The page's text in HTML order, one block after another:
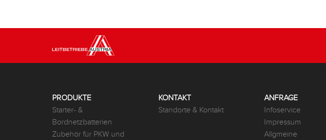
PRODUKTE
Starter- &
Bordnetzbatterien
Zubehör für PKW und
KONTAKT
Standorte & Kontakt
ANFRAGE
Infoservice
Impressum
Allgmeine